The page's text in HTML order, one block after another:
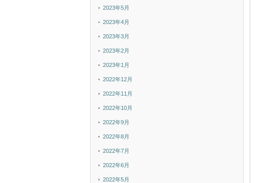
2023年5月
2023年4月
2023年3月
2023年2月
2023年1月
2022年12月
2022年11月
2022年10月
2022年9月
2022年8月
2022年7月
2022年6月
2022年5月